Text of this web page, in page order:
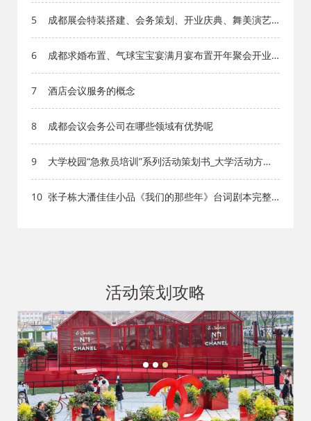
5
成都展会特装搭建、会务策划、开业庆典、舞美演艺
6
成都求婚布置、气球宝宝宴满月宴布置开年聚会开业
7
酒店会议服务的概念
8 成都会议会务公司在哪些领域有优势呢
9
大学校园“急救员培训”系列活动策划书_大学活动方案_
档网
10 张子栋大潘佳佳小品《我们的那些年》台词剧本完整
活动策划攻略
1 2 3